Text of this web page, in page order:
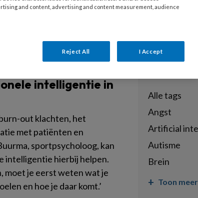
intelligentie in
out klachten, het
met patiënten en
sportpsycholoog, kan
intelligentie hierbij helpen.
moet je eerst weten wat je
en hoe je daar komt.’
Filter
Alle tags
angst
artificial
autisme
brein
Toon
and content, advertising and content measurement, audience
Reject All I Accept